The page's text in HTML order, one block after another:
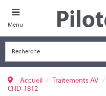
Menu
Accueil Traitements AV
CHD-1812